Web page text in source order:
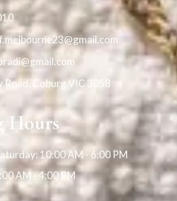
Road, Coburg VIC 3058
Hours
10:00 AM - 6:00 PM
AM - 4:00 PM